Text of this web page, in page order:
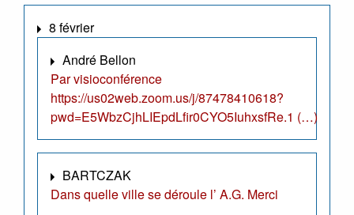
8 février
André Bellon
Par visioconférence
https://us02web.zoom.us/j/87478410618?
pwd=E5WbzCjhLIEpdLfir0CYO5IuhxsfRe.1 (…)
BARTCZAK
Dans quelle ville se déroule l’ A.G. Merci